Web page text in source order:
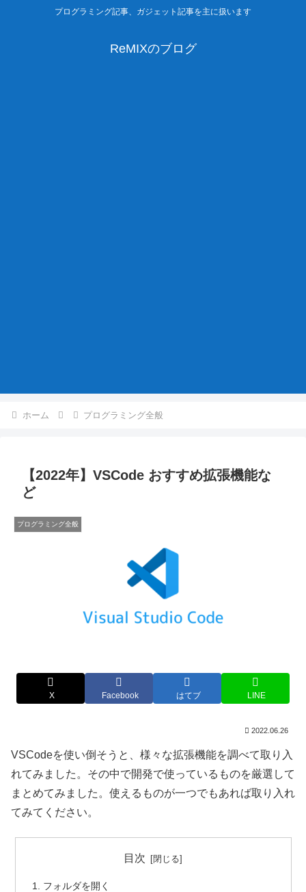
プログラミング記事、ガジェット記事を主に扱います
ReMIXのブログ
ホーム プログラミング全般
【2022年】VSCode おすすめ拡張機能な
ど
プログラミング全般
X Facebook はてブ LINE
2022.06.26
VSCodeを使い倒そうと、様々な拡張機能を調べて取り入
れてみました。その中で開発で使っているものを厳選して
まとめてみました。使えるものが一つでもあれば取り入れ
てみてください。
目次
フォルダを開く